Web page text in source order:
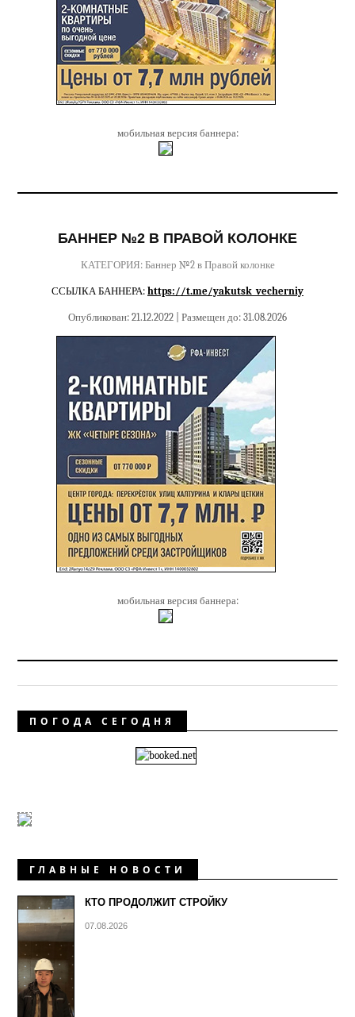
мобильная версия баннера:
БАННЕР №2 В ПРАВОЙ КОЛОНКЕ
КАТЕГОРИЯ: Баннер №2 в Правой колонке
ССЫЛКА БАННЕРА: https://t.me/yakutsk_vecherniy
Опубликован: 21.12.2022 | Размещен до: 31.08.2026
мобильная версия баннера:
ПОГОДА СЕГОДНЯ
ГЛАВНЫЕ НОВОСТИ
КТО ПРОДОЛЖИТ СТРОЙКУ
07.08.2026